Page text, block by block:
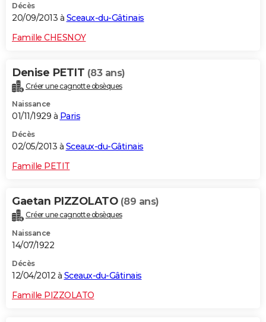
Décès
20/09/2013 à Sceaux-du-Gâtinais
Famille CHESNOY
Denise PETIT (83 ans)
Créer une cagnotte obsèques
Naissance
01/11/1929 à Paris
Décès
02/05/2013 à Sceaux-du-Gâtinais
Famille PETIT
Gaetan PIZZOLATO (89 ans)
Créer une cagnotte obsèques
Naissance
14/07/1922
Décès
12/04/2012 à Sceaux-du-Gâtinais
Famille PIZZOLATO